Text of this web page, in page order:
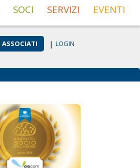
SOCI SERVIZI EVENTI
ASSOCIATI | LOGIN